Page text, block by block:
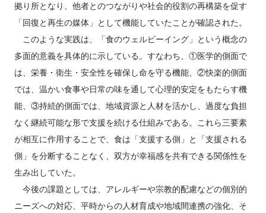
拠り所となり、他者とのつながりや社会的役割の再構築を促す
「回復と再生の媒体」として機能していたことが確認された。
このような実践は、「食のウェルビーイング」という概念の
多面的意義を具体的に示している。すなわち、①医学的側面で
は、栄養・衛生・安全性を確保し命を守る機能、②快楽的側面
では、温かい食事や日常の味を通して心理的安定をもたらす機
能、③持続的側面では、地域資源と人材を活かし、過度な負担
なく継続可能な形で支援を続ける仕組みである。これら三要素
が相互に作用することで、食は「支援する側」と「支援される
側」を分断することなく、双方が幸福感を共有できる関係性を
生み出していた。
今後の課題としては、アレルギーや宗教的配慮などの個別的
ニーズへの対応、平時からの人材育成や地域間連携の強化、そ